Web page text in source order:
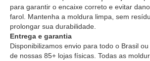
para garantir o encaixe correto e evitar
farol. Mantenha a moldura limpa, sem
prolongar sua durabilidade.
Entrega e garantia
Disponibilizamos envio para todo o Brasil
de nossas 85+ lojas físicas. Todas as